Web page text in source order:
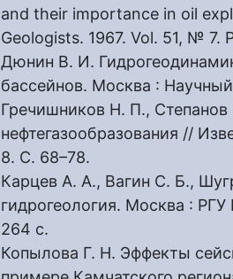
and their importance in oil
Geologists. 1967. Vol. 51, № 7.
Дюнин В. И.
бассейнов. Москва :
Гречишников Н. П.,
нефтегазообразования //
8. С. 68–78.
Карцев А. А., Вагин С. Б.,
гидрогеология. Москва :
264 с.
Копылова Г. Н. Эффекты